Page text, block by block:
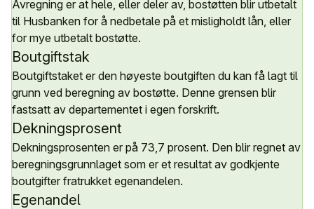
Avregning er at hele, eller deler av, bostøtten blir utbetalt
til Husbanken for å nedbetale på et misligholdt lån, eller
for mye utbetalt bostøtte.
Boutgiftstak
Boutgiftstaket er den høyeste boutgiften du kan få lagt til
grunn ved beregning av bostøtte. Denne grensen blir
fastsatt av departementet i egen forskrift.
Dekningsprosent
Dekningsprosenten er på 73,7 prosent. Den blir regnet av
beregningsgrunnlaget som er et resultat av godkjente
boutgifter fratrukket egenandelen.
Egenandel